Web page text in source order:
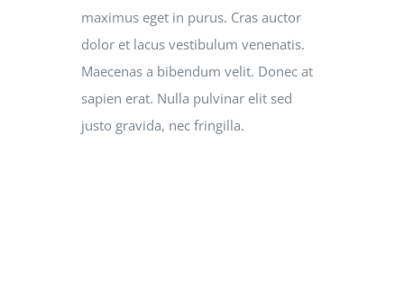
maximus eget in purus. Cras auctor
dolor et lacus vestibulum venenatis.
Maecenas a bibendum velit. Donec at
sapien erat. Nulla pulvinar elit sed
justo gravida, nec fringilla.